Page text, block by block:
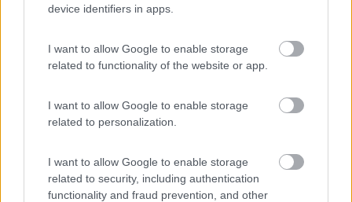
device identifiers in apps.
I want to allow Google to enable storage
related to functionality of the website or app.
I want to allow Google to enable storage
related to personalization.
I want to allow Google to enable storage
related to security, including authentication
functionality and fraud prevention, and other
Caratteristiche Posizione
nomade51 04/08/2010 16:14
Caratteristiche Posizione
Segnalati nei dintorni